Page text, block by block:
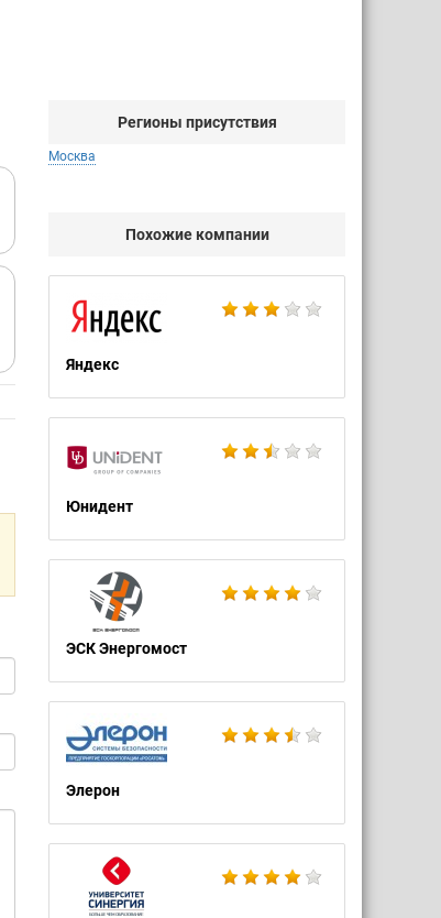
Регионы присутствия
Москва
Похожие компании
Яндекс
Юнидент
ЭСК Энергомост
Элерон